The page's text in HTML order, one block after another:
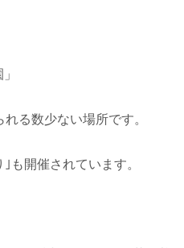
る数少ない場所です。
も開催されています。